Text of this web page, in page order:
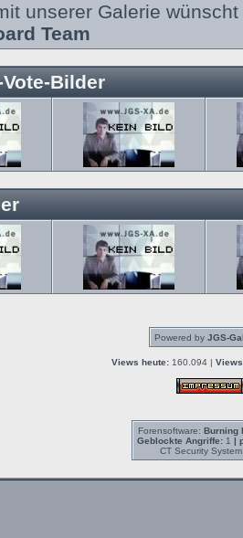
unserer Galerie
Team
Bilder
Powered by JGS-
Views heute: 160.094 |
Forensoftware: Burning
Geblockte Angriffe:1 |
CT Security